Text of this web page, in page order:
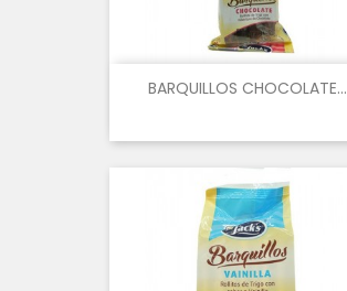
BARQUILLOS CHOCOLATE...